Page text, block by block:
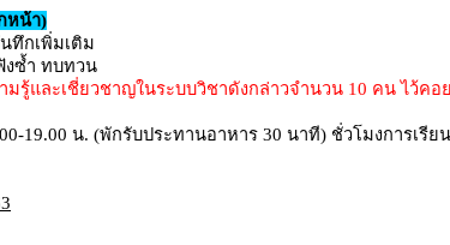
หน้า)
ทึกเพิ่มเติม
งซ้ำ ทบทวน
มรู้และเชี่ยวชาญในระบบวิชาดังกล่าวจำนวน 10 คน ไว้
19.00 น. (พักรับประทานอาหาร 30 นาที) ชั่วโมงการเ